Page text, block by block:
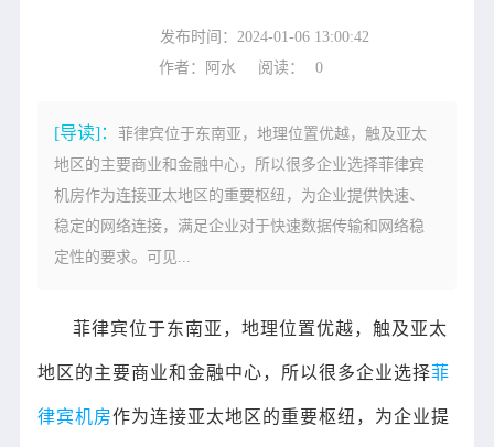
发布时间：2024-01-06 13:00:42
作者：阿水
阅读： 0
[导读]：菲律宾位于东南亚，地理位置优越，触及亚太
地区的主要商业和金融中心，所以很多企业选择菲律宾
机房作为连接亚太地区的重要枢纽，为企业提供快速、
稳定的网络连接，满足企业对于快速数据传输和网络稳
定性的要求。可见...
菲律宾位于东南亚，地理位置优越，触及亚太
地区的主要商业和金融中心，所以很多企业选择菲
律宾机房作为连接亚太地区的重要枢纽，为企业提